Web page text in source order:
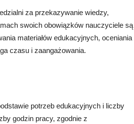
za przekazywanie wiedzy,
swoich obowiązków nauczyciele są
materiałów edukacyjnych, oceniania
czasu i zaangażowania.
potrzeb edukacyjnych i liczby
godzin pracy, zgodnie z